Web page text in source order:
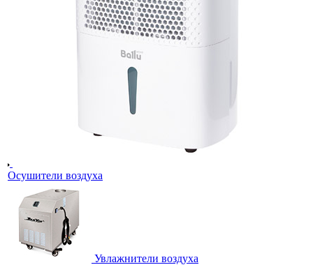
Осушители воздуха
Увлажнители воздуха